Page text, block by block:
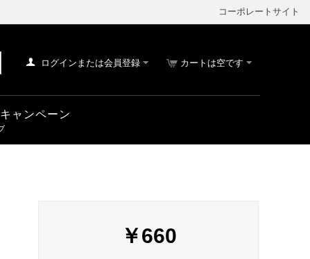
コーポレートサイト
カートは空です
ログインまたは会員登録
ャンペーン
￥660